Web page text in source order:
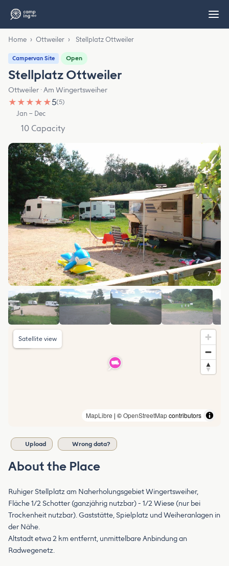
Home › Ottweiler › Stellplatz Ottweiler
Campervan Site Open
Stellplatz Ottweiler
Ottweiler · Am Wingertsweiher
★ ★ ★ ★ ★5(5)
Jan – Dec
10 Capacity
7
MapLibre | ©OpenStreetMapcontributors
Satellite view
Upload Wrong data?
About the Place
Ruhiger Stellplatz am Naherholungsgebiet Wingertsweiher,
Fläche 1/2 Schotter (ganzjährig nutzbar) - 1/2 Wiese (nur bei
Trockenheit nutzbar). Gaststätte, Spielplatz und Weiheranlagen in
der Nähe.
Altstadt etwa 2 km entfernt, unmittelbare Anbindung an
Radwegenetz.